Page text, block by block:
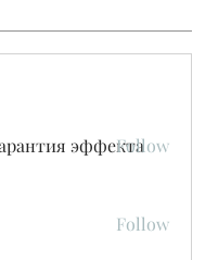
эффектаFollow
Follow